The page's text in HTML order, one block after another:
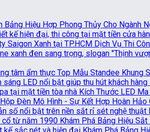
Bảng Hiệu Hợp Phong Thủy Cho Ngành
Dịch Vụ Thi
Top Mẫu Standee Khung
Kích Thước LED
Hộp Đèn Mô Hình - Sự Kết Hợp Hoàn Hảo
Khám Phá Bảng Hiệu